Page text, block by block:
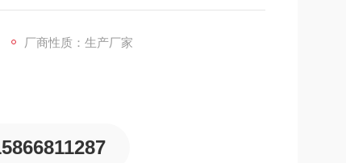
厂商性质：生产厂家